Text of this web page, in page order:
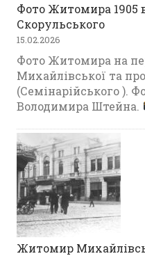
Фото Житомира 1905
Скорульського
15.02.2026
Фото Житомира на
Михайлівської та
(Семінарійського ).
Володимира Штейна.
Житомир